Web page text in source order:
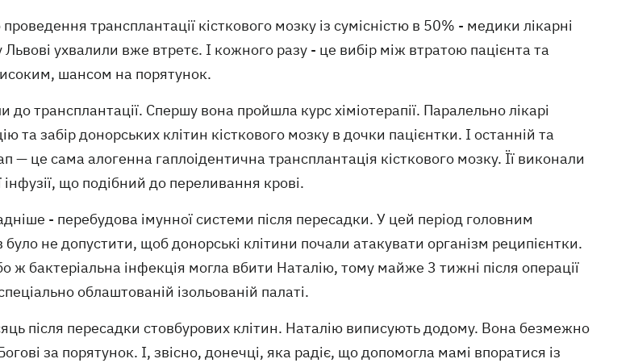
трансплантації кісткового мозку із сумісністю в 50% - медики лікарні
ухвалили вже втретє. І кожного разу - це вибір між втратою пацієнта та
шансом на порятунок.
до трансплантації. Спершу вона пройшла курс хіміотерапії. Паралельно лікарі
та забір донорських клітин кісткового мозку в дочки пацієнтки. І останній та
— це сама алогенна гаплоідентична трансплантація кісткового мозку. Її виконали
що подібний до переливання крові.
- перебудова імунної системи після пересадки. У цей період головним
не допустити, щоб донорські клітини почали атакувати організм реципієнтки.
ж бактеріальна інфекція могла вбити Наталію, тому майже 3 тижні після операції
облаштованій ізольованій палаті.
після пересадки стовбурових клітин. Наталію виписують додому. Вона безмежно
за порятунок. І, звісно, донечці, яка радіє, що допомогла мамі впоратися із